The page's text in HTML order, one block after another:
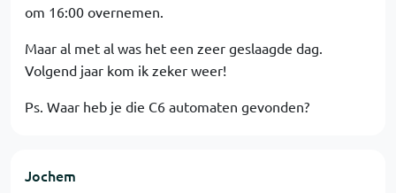
om 16:00 overnemen.
Maar al met al was het een zeer geslaagde dag.
Volgend jaar kom ik zeker weer!
Ps. Waar heb je die C6 automaten gevonden?
Jochem